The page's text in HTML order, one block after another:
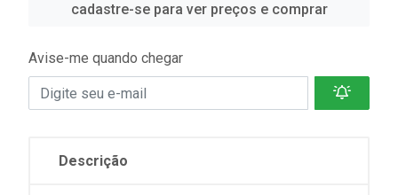
cadastre-se para ver preços e comprar
Avise-me quando chegar
Descrição